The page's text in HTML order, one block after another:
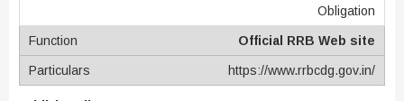
Obligation
Official RRB Web site
https://www.rrbcdg.gov.in/